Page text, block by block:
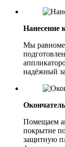
Нанесение
Мы
надёжный
Помещаем
покрытие
защитную